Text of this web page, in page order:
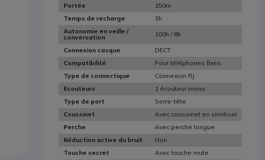
Portée
150m
Temps de recharge
3h
Autonomie en veille /
conversation
100h / 8h
Connexion casque
DECT
Compatibilité
Pour téléphones fixes
Type de connectique
Connexion RJ
Ecouteurs
1 écouteur mono
Type de port
Serre-tête
Coussinet
Avec coussinet en similicuir
Perche
Avec perche longue
Réduction active du bruit
Non
Touche secret
Avec touche mute